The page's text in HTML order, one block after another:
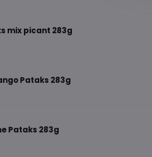
mix picant 283g
Pataks 283g
Pataks 283g